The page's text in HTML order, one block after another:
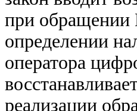
при
определении
оператора
реализации